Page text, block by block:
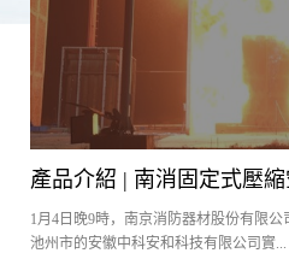
產品介紹 | 南消固定式壓
（CAFS） 全尺寸特高壓換
1月4日晚9時，南京消防器材股份有限公
池州市的安徽中科安和科技有限公司實...